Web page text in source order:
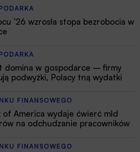
’26 wzrosła stopa bezrobocia w
domina w gospodarce – firmy
podwyżki, Polacy tną wydatki
FINANSOWEGO
of America wydaje ćwierć mld
na odchudzanie pracowników
FINANSOWEGO